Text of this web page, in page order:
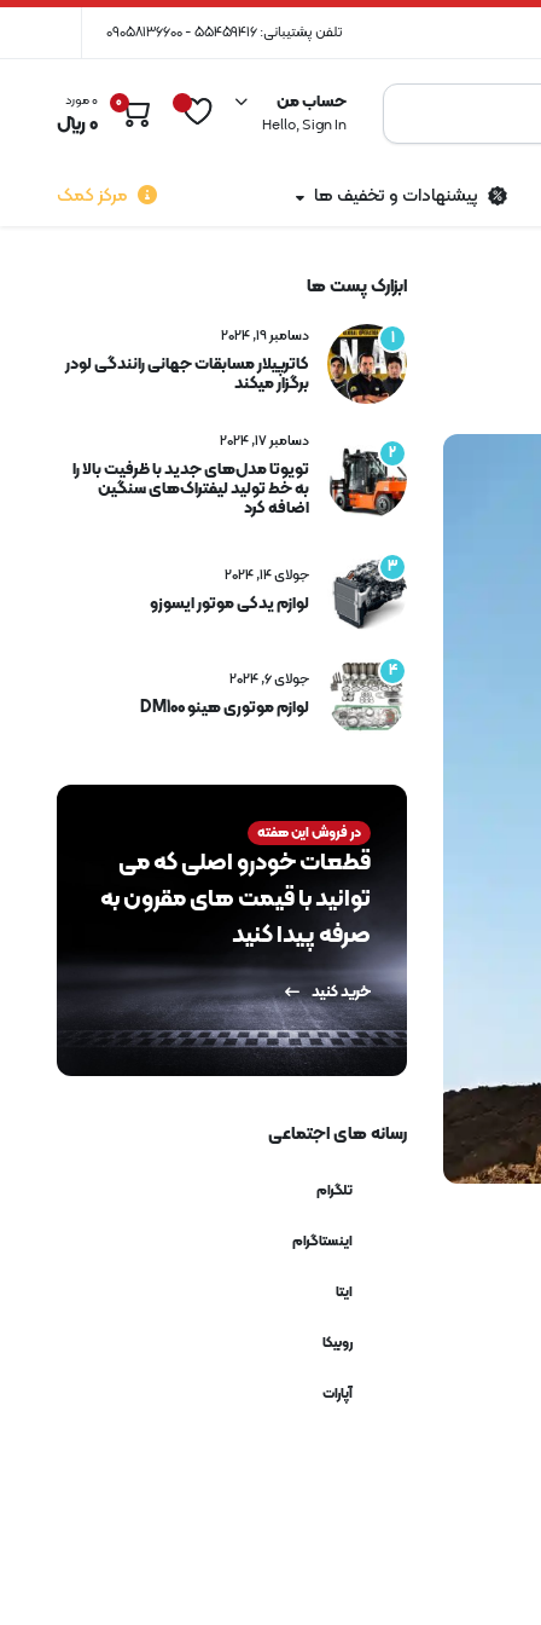
تلفن پشتیبانی: 55459416 - 09058136600
حساب من
Hello, Sign In
0 0 مورد
0﷼
پیشنهادات و تخفیف ها مرکز کمک
ابزارک پست ها
1 دسامبر 19, 2024
کاترپیلار مسابقات جهانی رانندگی لودر
برگزار میکند
2
دسامبر 17, 2024
تویوتا مدل‌های جدید با ظرفیت بالا را
به خط تولید لیفتراک‌های سنگین
اضافه کرد
3 جولای 14, 2024
لوازم یدکی موتور ایسوزو
4 جولای 6, 2024
لوازم موتوری هینو DM100
در فروش این هفته
قطعات خودرو اصلی که می
توانید با قیمت های مقرون به
صرفه پیدا کنید
خرید کنید
رسانه های اجتماعی
تلگرام
اینستاگرام
ایتا
روبیکا
آپارات